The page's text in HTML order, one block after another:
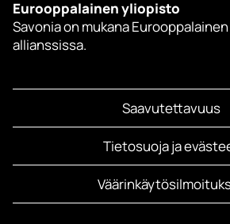
Eurooppalainen yliopisto
Savonia on mukana
allianssissa.
Saavutettavuus
Tietosuoja ja